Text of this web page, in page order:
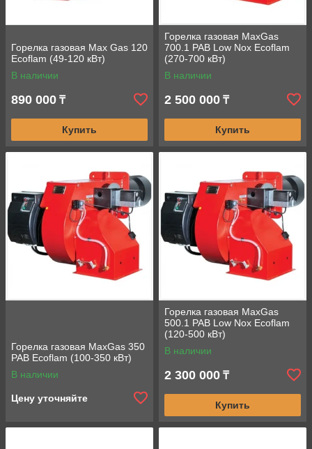
пламенной голове без потери настроек горелки
Горелка газовая Max Gas 120
Ecoflam (49-120 кВт)
В наличии
890 000 ₸
Купить
Горелка газовая MaxGas
700.1 PAB Low Nox Ecoflam
(270-700 кВт)
В наличии
2 500 000 ₸
Купить
Горелка газовая MaxGas 350
PAB Ecoflam (100-350 кВт)
В наличии
Цену уточняйте
Горелка газовая MaxGas
500.1 PAB Low Nox Ecoflam
(120-500 кВт)
В наличии
2 300 000 ₸
Купить